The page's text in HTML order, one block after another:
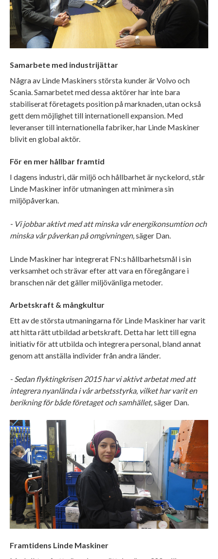
Samarbete med industrijättar
Några av Linde Maskiners största kunder är Volvo och
Scania. Samarbetet med dessa aktörer har inte bara
stabiliserat företagets position på marknaden, utan också
gett dem möjlighet till internationell expansion. Med
leveranser till internationella fabriker, har Linde Maskiner
blivit en global aktör.
För en mer hållbar framtid
I dagens industri, där miljö och hållbarhet är nyckelord, står
Linde Maskiner inför utmaningen att minimera sin
miljöpåverkan.
- Vi jobbar aktivt med att minska vår energikonsumtion och
minska vår påverkan på omgivningen,säger Dan.
Linde Maskiner har integrerat FN:s hållbarhetsmål i sin
verksamhet och strävar efter att vara en föregångare i
branschen när det gäller miljövänliga metoder.
Arbetskraft & mångkultur
Ett av de största utmaningarna för Linde Maskiner har varit
att hitta rätt utbildad arbetskraft. Detta har lett till egna
initiativ för att utbilda och integrera personal, bland annat
genom att anställa individer från andra länder.
- Sedan flyktingkrisen 2015 har vi aktivt arbetat med att
integrera nyanlända i vår arbetsstyrka, vilket har varit en
berikning för både företaget och samhället,säger Dan.
Framtidens Linde Maskiner